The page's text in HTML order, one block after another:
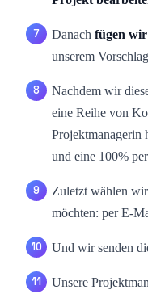
Danach fügen
unserem
Nachdem wir
eine Reihe von
Projektmanagerin
und eine 100%
Zuletzt wählen
möchten: per E-
Und wir senden
Unsere